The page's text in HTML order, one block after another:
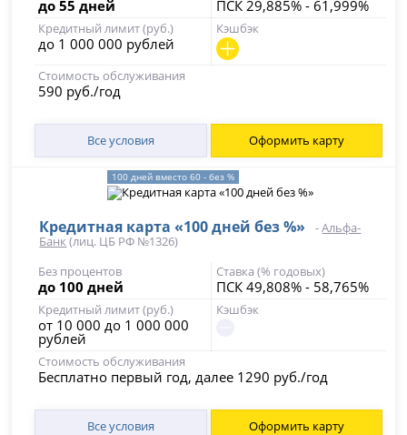
до 55 дней ПСК 29,885% - 61,999%
Кредитный лимит (руб.)
до 1 000 000 рублей
Кэшбэк
Стоимость обслуживания
590 руб./год
Все условия Оформить карту
100 дней вместо 60 - без %
Кредитная карта «100 дней без %» -Альфа-
Банк (лиц. ЦБ РФ №1326)
Без процентов
до 100 дней
Ставка (% годовых)
ПСК 49,808% - 58,765%
Кредитный лимит (руб.)
от 10 000 до 1 000 000
рублей
Кэшбэк
Стоимость обслуживания
Бесплатно первый год, далее 1290 руб./год
Все условия Оформить карту